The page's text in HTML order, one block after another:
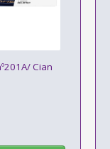
Cian